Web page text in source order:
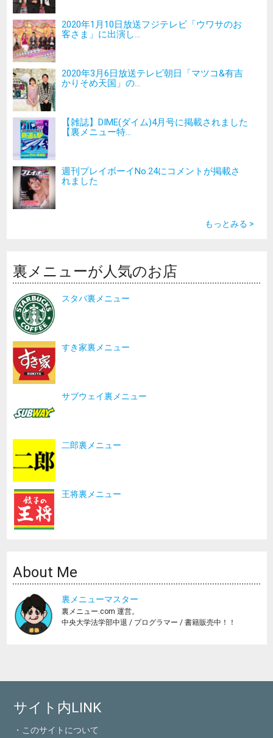
2020年1月10日放送フジテレビ「ウワサのお
客さま」に出演し...
2020年3月6日放送テレビ朝日「マツコ&有吉
かりそめ天国」の...
【雑誌】DIME(ダイム)4月号に掲載されました
【裏メニュー特...
週刊プレイボーイNo.24にコメントが掲載さ
れました
もっとみる >
裏メニューが人気のお店
スタバ裏メニュー
すき家裏メニュー
サブウェイ裏メニュー
二郎裏メニュー
王将裏メニュー
About Me
裏メニューマスター
裏メニュー.com 運営。
中央大学法学部中退 / プログラマー / 書籍販売中！！
サイト内LINK
・このサイトについて